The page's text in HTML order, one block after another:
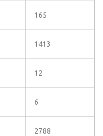
165
1413
12
6
2788